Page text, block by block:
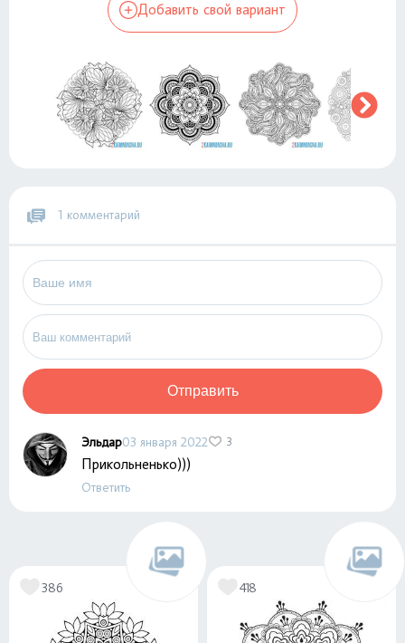
Добавить свой вариант
1 комментарий
Отправить
Эльдар03 января 2022 3
Прикольненько)))
Ответить
386 418